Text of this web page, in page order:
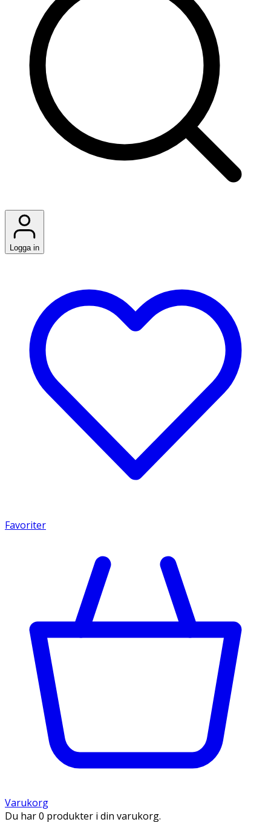
Logga in
Favoriter
Varukorg
Du har 0 produkter i din varukorg.